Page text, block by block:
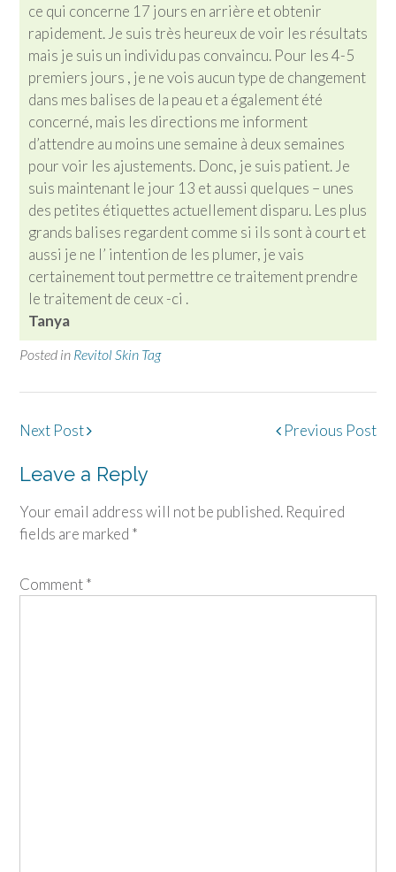
ce qui concerne 17 jours en arrière et obtenir
rapidement. Je suis très heureux de voir les résultats
mais je suis un individu pas convaincu. Pour les 4-5
premiers jours , je ne vois aucun type de changement
dans mes balises de la peau et a également été
concerné, mais les directions me informent
d’attendre au moins une semaine à deux semaines
pour voir les ajustements. Donc, je suis patient. Je
suis maintenant le jour 13 et aussi quelques – unes
des petites étiquettes actuellement disparu. Les plus
grands balises regardent comme si ils sont à court et
aussi je ne l’ intention de les plumer, je vais
certainement tout permettre ce traitement prendre
le traitement de ceux -ci .
Tanya
Posted in Revitol Skin Tag
Post
Previous Post
Next Post
Leave a Reply
Your email address will not be published. Required
fields are marked *
Comment*